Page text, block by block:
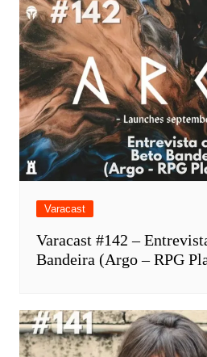
Varacast
Varacast #142 –
Bandeira (Argo – RPG